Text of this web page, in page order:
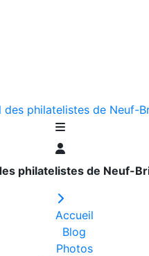
philatelistes de Neuf-
Accueil
Blog
Photos